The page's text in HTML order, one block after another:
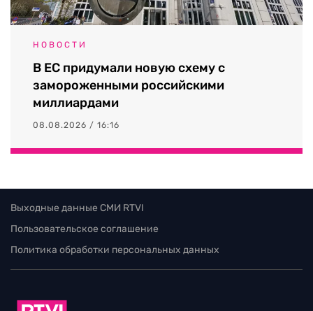
НОВОСТИ
В ЕС придумали новую схему с
замороженными российскими
миллиардами
08.08.2026 / 16:16
Выходные данные СМИ RTVI
Пользовательское соглашение
Политика обработки персональных данных